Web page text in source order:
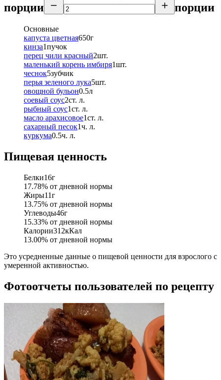
порции
порции
Основные
капуста цветная650г
кинза1пучок
перец чили красный2шт.
маленький корень имбиря1шт.
чеснок5зубчик
перья зеленого лука5шт.
овощной бульон0.5л
соевый соус2ст. л.
рыбный соус1ст. л.
масло арахисовое1ст. л.
сахарный песок1ч. л.
куркума0.5ч. л.
Пищевая ценность
Белки16г
17.78% от дневной нормы
Жиры11г
13.75% от дневной нормы
Углеводы46г
15.33% от дневной нормы
Калории312кКал
13.00% от дневной нормы
Это усредненные данные о пищевой ценности для взрослого с
умеренной активностью.
Фотоотчеты пользователей по рецепту